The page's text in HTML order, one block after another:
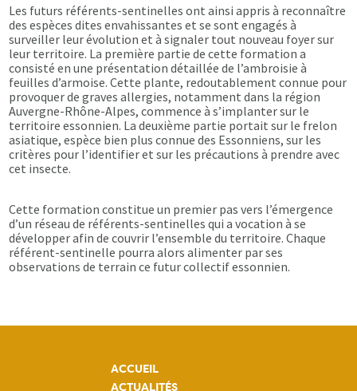
Les futurs référents-sentinelles ont ainsi appris à reconnaître
des espèces dites envahissantes et se sont engagés à
surveiller leur évolution et à signaler tout nouveau foyer sur
leur territoire. La première partie de cette formation a
consisté en une présentation détaillée de l’ambroisie à
feuilles d’armoise. Cette plante, redoutablement connue pour
provoquer de graves allergies, notamment dans la région
Auvergne-Rhône-Alpes, commence à s’implanter sur le
territoire essonnien. La deuxième partie portait sur le frelon
asiatique, espèce bien plus connue des Essonniens, sur les
critères pour l’identifier et sur les précautions à prendre avec
cet insecte.
Cette formation constitue un premier pas vers l’émergence
d’un réseau de référents-sentinelles qui a vocation à se
développer afin de couvrir l’ensemble du territoire. Chaque
référent-sentinelle pourra alors alimenter par ses
observations de terrain ce futur collectif essonnien.
ACCUEIL
ACTUALITÉS